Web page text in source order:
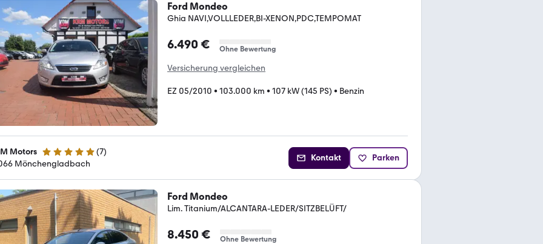
Ford Mondeo
Ghia NAVI,VOLLLEDER,BI-XENON,PDC,TEMPOMAT
6.490 € Ohne Bewertung
Versicherung vergleichen
EZ 05/2010 • 103.000 km • 107 kW (145 PS) • Benzin
Motors 5 Sterne (7)
Mönchengladbach
Kontakt Parken
Ford Mondeo
Lim. Titanium/ALCANTARA-LEDER/SITZBELÜFT/
8.450 € Ohne Bewertung